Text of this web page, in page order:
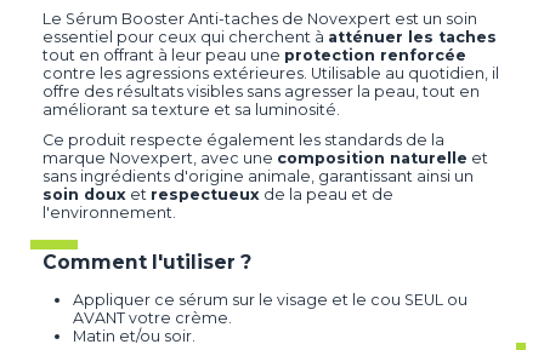
Le Sérum Booster Anti-taches de Novexpert est un soin
essentiel pour ceux qui cherchent à atténuer les taches
tout en offrant à leur peau une protection renforcée
contre les agressions extérieures. Utilisable au quotidien, il
offre des résultats visibles sans agresser la peau, tout en
améliorant sa texture et sa luminosité.
Ce produit respecte également les standards de la
marque Novexpert, avec une composition naturelle et
sans ingrédients d'origine animale, garantissant ainsi un
soin doux et respectueux de la peau et de
l'environnement.
Comment l'utiliser ?
Appliquer ce sérum sur le visage et le cou SEUL ou
AVANT votre crème.
Matin et/ou soir.